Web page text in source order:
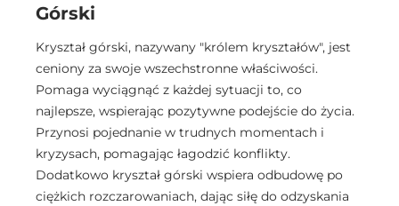
Górski
Kryształ górski, nazywany "królem kryształów", jest
ceniony za swoje wszechstronne właściwości.
Pomaga wyciągnąć z każdej sytuacji to, co
najlepsze, wspierając pozytywne podejście do życia.
Przynosi pojednanie w trudnych momentach i
kryzysach, pomagając łagodzić konflikty.
Dodatkowo kryształ górski wspiera odbudowę po
ciężkich rozczarowaniach, dając siłę do odzyskania